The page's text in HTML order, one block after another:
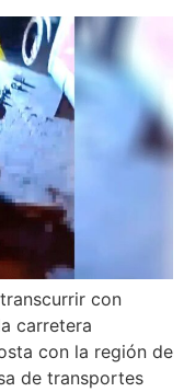
con
carretera
con la región de
de transportes